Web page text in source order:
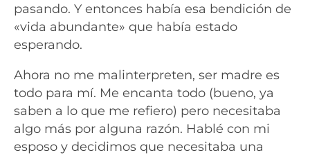
pasando. Y entonces había esa bendición de
«vida abundante» que había estado
esperando.
Ahora no me malinterpreten, ser madre es
todo para mí. Me encanta todo (bueno, ya
saben a lo que me refiero) pero necesitaba
algo más por alguna razón. Hablé con mi
esposo y decidimos que necesitaba una